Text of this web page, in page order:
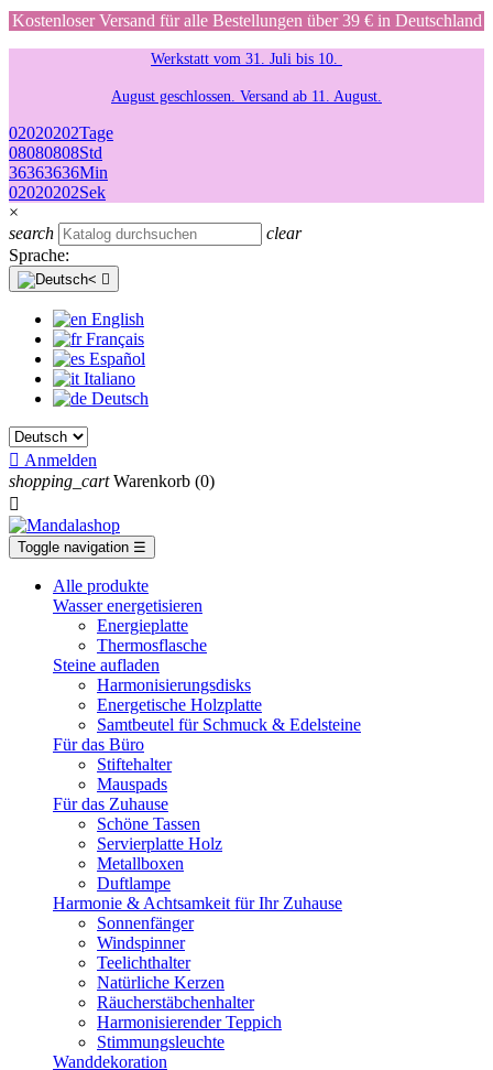
Kostenloser Versand für alle Bestellungen über 39 € in Deutschland
Werkstatt vom 31. Juli bis 10.
August geschlossen. Versand ab 11. August.
02020202Tage
08080808Std
36363636Min
02020202Sek
×
search
clear
Sprache:

English
Français
Español
Italiano
Deutsch
 Anmelden
shopping_cart Warenkorb (0)

Toggle navigation ☰
Alle produkte
Wasser energetisieren
Energieplatte​
Thermosflasche
Steine aufladen
Harmonisierungsdisks
Energetische Holzplatte
Samtbeutel für Schmuck & Edelsteine
Für das Büro
Stiftehalter
Mauspads
Für das Zuhause
Schöne Tassen
Servierplatte Holz
Metallboxen
Duftlampe
Harmonie & Achtsamkeit für Ihr Zuhause
Sonnenfänger
Windspinner
Teelichthalter
Natürliche Kerzen
Räucherstäbchenhalter
Harmonisierender Teppich
Stimmungsleuchte
Wanddekoration